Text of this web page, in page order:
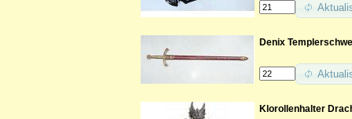
Denix
Klorollenhalter